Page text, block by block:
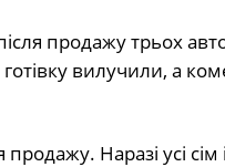
продажу трьох
вилучили, а
Наразі усі